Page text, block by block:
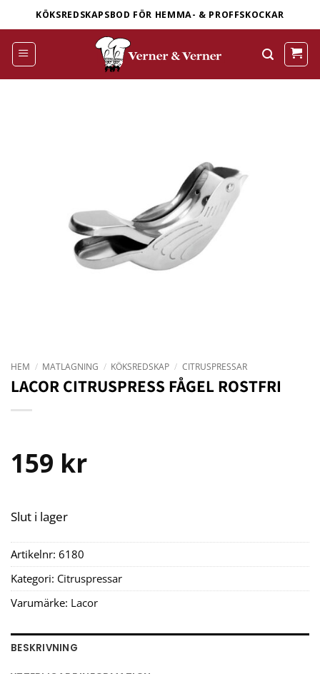
to
content
KÖKSREDSKAPSBOD FÖR HEMMA- & PROFFSKOCKAR
HEM / MATLAGNING / KÖKSREDSKAP / CITRUSPRESSAR
LACOR CITRUSPRESS FÅGEL ROSTFRI
159 kr
Slut i lager
Artikelnr: 6180
Kategori: Citruspressar
Varumärke: Lacor
BESKRIVNING